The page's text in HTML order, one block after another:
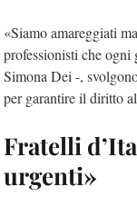
«Siamo amareggiati
professionisti che
Simona Dei -,
per garantire il diritto
Fratelli
urgenti»